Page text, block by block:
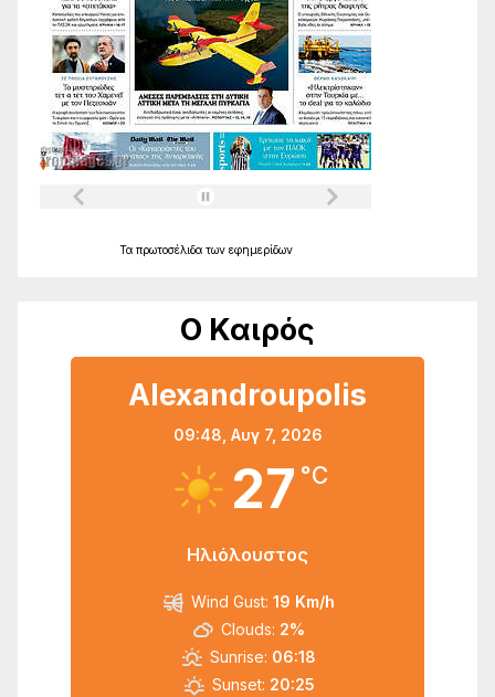
Τα πρωτοσέλιδα των εφημερίδων
Ο Καιρός
Alexandroupolis
09:48, Αυγ 7, 2026
27 °C
Ηλιόλουστος
Wind Gust: 19 Km/h
Clouds: 2%
Sunrise: 06:18
Sunset: 20:25